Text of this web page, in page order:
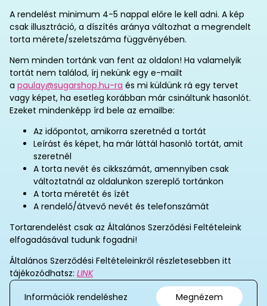
A rendelést minimum 4-5 nappal előre le kell adni. A kép
csak illusztráció, a díszítés aránya változhat a megrendelt
torta mérete/szeletszáma függvényében.
Nem minden tortánk van fent az oldalon! Ha valamelyik
tortát nem találod, írj nekünk egy e-mailt
a paulay@sugarshop.hu-ra és mi küldünk rá egy tervet
vagy képet, ha esetleg korábban már csináltunk hasonlót.
Ezeket mindenképp írd bele az emailbe:
Az időpontot, amikorra szeretnéd a tortát
Leírást és képet, ha már láttál hasonló tortát, amit
szeretnél
A torta nevét és cikkszámát, amennyiben csak
változtatnál az oldalunkon szereplő tortánkon
A torta méretét és ízét
A rendelő/átvevő nevét és telefonszámát
Tortarendelést csak az Általános Szerződési Feltételeink
elfogadásával tudunk fogadni!
Általános Szerződési Feltételeinkről részletesebben itt
tájékozódhatsz: LINK
Információk rendeléshez
Megnézem